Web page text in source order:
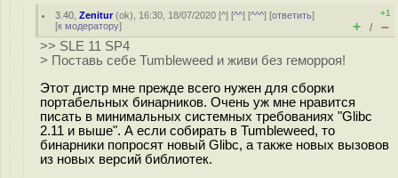
3.40 ,Zenitur(ok), 16:30, 18/07/2020 [^] [^^] [^^^] [ответить]
[к модератору]
+1
+ / –
>> SLE 11 SP4
> Поставь себе Tumbleweed и живи без геморроя!
Этот дистр мне прежде всего нужен для сборки
портабельных бинарников. Очень уж мне нравится
писать в минимальных системных требованиях "Glibc
2.11 и выше". А если собирать в Tumbleweed, то
бинарники попросят новый Glibc, а также новых вызовов
из новых версий библиотек.